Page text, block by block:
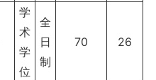
学
术
学
位
全
日
制
70 26